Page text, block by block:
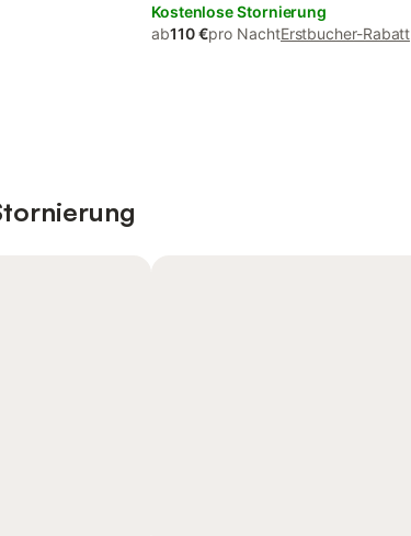
Kostenlose Stornierung
ab110 €pro NachtErstbucher-Rabatt